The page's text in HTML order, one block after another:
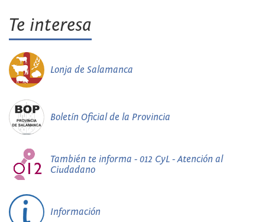
Te interesa
Lonja de Salamanca
Boletín Oficial de la Provincia
También te informa - 012 CyL - Atención al
Ciudadano
Información